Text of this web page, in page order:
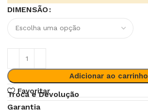
DIMENSÃO
Adicionar ao carrinho
Favoritar
Troca e Devolução
Garantia